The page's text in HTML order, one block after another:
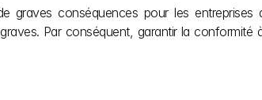
conséquences pour les entreprises
Par conséquent, garantir la conformité